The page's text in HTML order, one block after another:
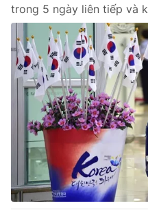
trong 5 ngày liên tiếp và